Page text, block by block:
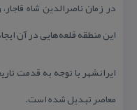
در زمان ناصر‌الدین شاه
این منطقه قلعه‌هایی در آن
ایرانشهر با توجه به قدمت
معاصر تبدیل شده است.